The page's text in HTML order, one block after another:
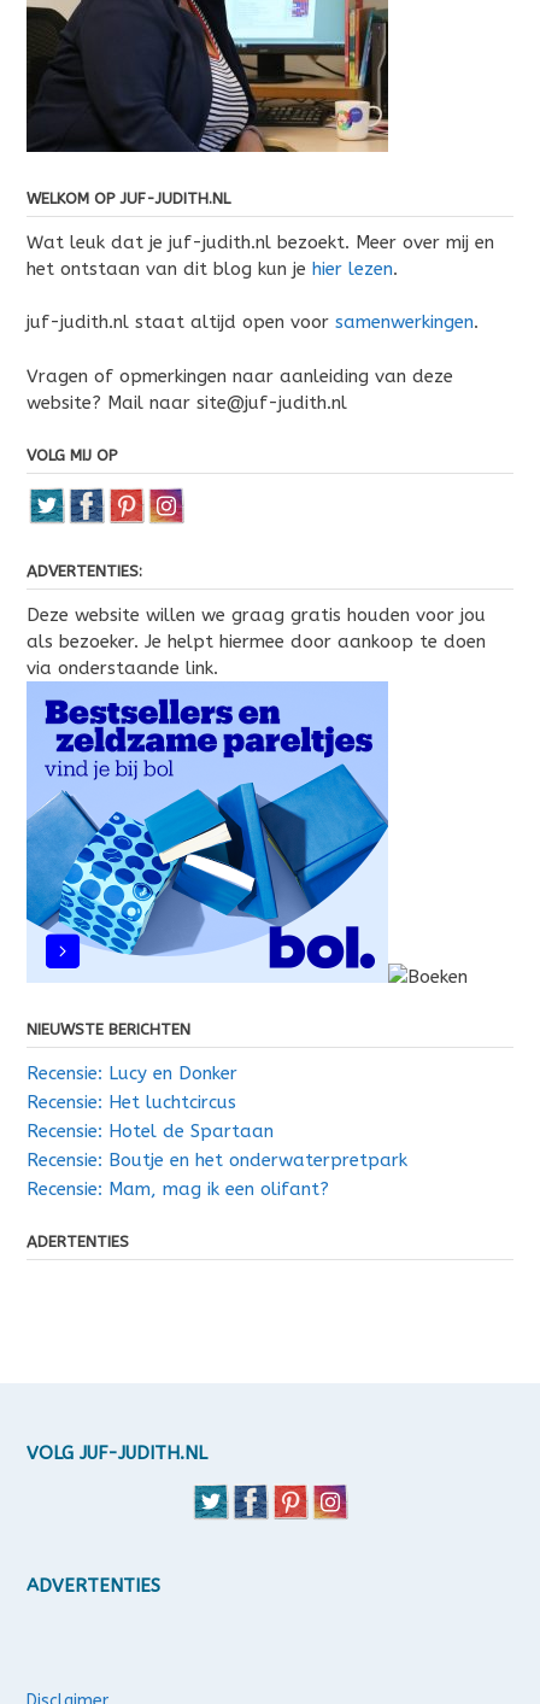
WELKOM OP JUF-JUDITH.NL
Wat leuk dat je juf-judith.nl bezoekt. Meer over mij en
het ontstaan van dit blog kun je hier lezen.
juf-judith.nl staat altijd open voor samenwerkingen.
Vragen of opmerkingen naar aanleiding van deze
website? Mail naar site@juf-judith.nl
VOLG MIJ OP
ADVERTENTIES:
Deze website willen we graag gratis houden voor jou
als bezoeker. Je helpt hiermee door aankoop te doen
via onderstaande link.
NIEUWSTE BERICHTEN
Recensie: Lucy en Donker
Recensie: Het luchtcircus
Recensie: Hotel de Spartaan
Recensie: Boutje en het onderwaterpretpark
Recensie: Mam, mag ik een olifant?
ADERTENTIES
VOLG JUF-JUDITH.NL
ADVERTENTIES